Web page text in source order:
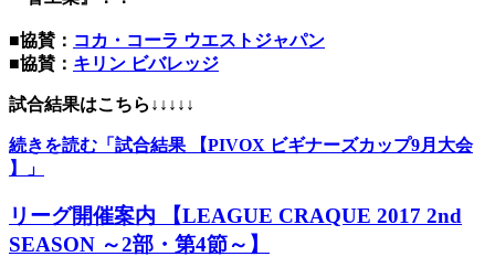
■協賛： コカ・コーラ ウエストジャパン
■協賛： キリン ビバレッジ
試合結果はこちら↓↓↓↓↓
続きを読む「試合結果 【PIVOX ビギナーズカップ9月大会
】」
リーグ開催案内 【LEAGUE CRAQUE 2017 2nd
SEASON ～2部・第4節～】